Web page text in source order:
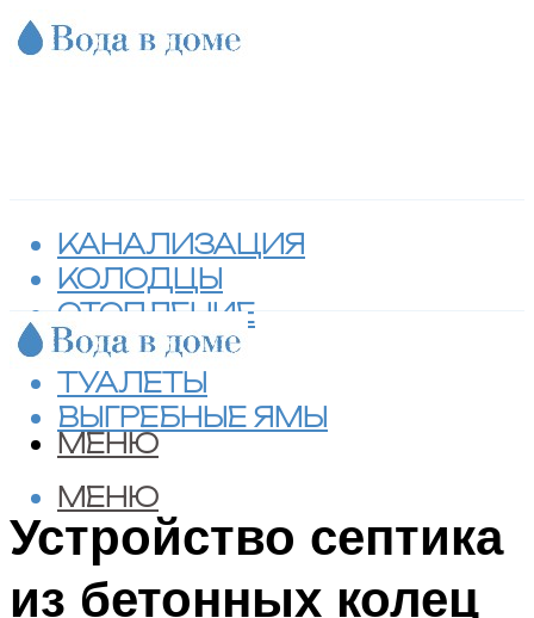
КАНАЛИЗАЦИЯ
КОЛОДЦЫ
ОТОПЛЕНИЕ
СЕПТИКИ
ТУАЛЕТЫ
ВЫГРЕБНЫЕ ЯМЫ
МЕНЮ
МЕНЮ
Устройство септика
из бетонных колец